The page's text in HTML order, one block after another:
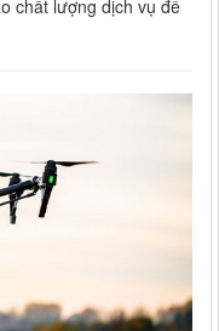
chất lượng dịch vụ để